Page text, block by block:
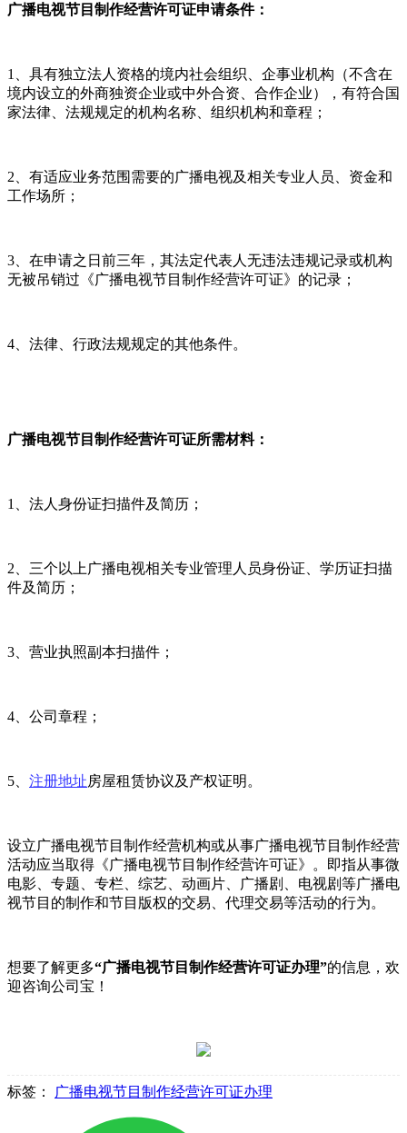
广播电视节目制作经营许可证申请条件：
1、具有独立法人资格的境内社会组织、企事业机构（不含在
境内设立的外商独资企业或中外合资、合作企业），有符合国
家法律、法规规定的机构名称、组织机构和章程；
2、有适应业务范围需要的广播电视及相关专业人员、资金和
工作场所；
3、在申请之日前三年，其法定代表人无违法违规记录或机构
无被吊销过《广播电视节目制作经营许可证》的记录；
4、法律、行政法规规定的其他条件。
广播电视节目制作经营许可证所需材料：
1、法人身份证扫描件及简历；
2、三个以上广播电视相关专业管理人员身份证、学历证扫描
件及简历；
3、营业执照副本扫描件；
4、公司章程；
5、 注册地址房屋租赁协议及产权证明。
设立广播电视节目制作经营机构或从事广播电视节目制作经营
活动应当取得《广播电视节目制作经营许可证》。即指从事微
电影、专题、专栏、综艺、动画片、广播剧、电视剧等广播电
视节目的制作和节目版权的交易、代理交易等活动的行为。
想要了解更多“广播电视节目制作经营许可证办理”的信息，欢
迎咨询公司宝！
标签： 广播电视节目制作经营许可证办理